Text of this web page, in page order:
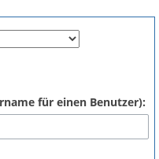
für einen Benutzer):